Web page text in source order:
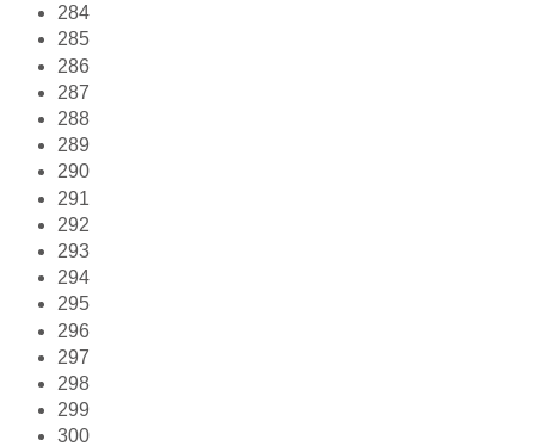
284
285
286
287
288
289
290
291
292
293
294
295
296
297
298
299
300